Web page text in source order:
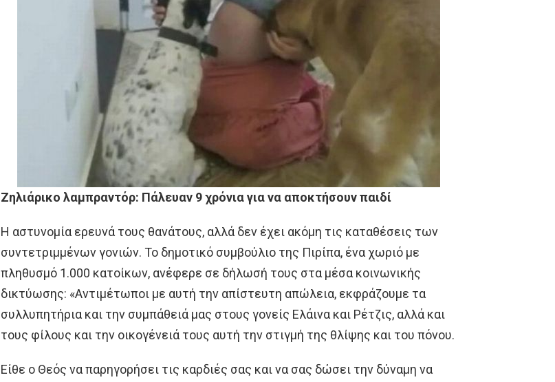
Ζηλιάρικο λαμπραντόρ: Πάλευαν 9 χρόνια για να αποκτήσουν παιδί
Η αστυνομία ερευνά τους θανάτους, αλλά δεν έχει ακόμη τις καταθέσεις των
συντετριμμένων γονιών. Το δημοτικό συμβούλιο της Πιρίπα, ένα χωριό με
πληθυσμό 1.000 κατοίκων, ανέφερε σε δήλωσή τους στα μέσα κοινωνικής
δικτύωσης: «Αντιμέτωποι με αυτή την απίστευτη απώλεια, εκφράζουμε τα
συλλυπητήρια και την συμπάθειά μας στους γονείς Ελάινα και Ρέτζις, αλλά και
τους φίλους και την οικογένειά τους αυτή την στιγμή της θλίψης και του πόνου.
Είθε ο Θεός να παρηγορήσει τις καρδιές σας και να σας δώσει την δύναμη να